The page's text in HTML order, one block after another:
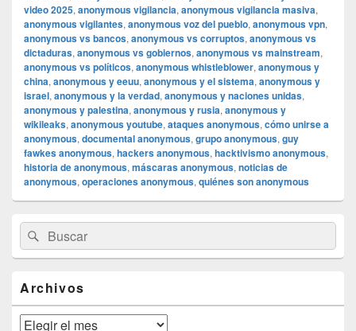
video 2025, anonymous vigilancia, anonymous vigilancia masiva,
anonymous vigilantes, anonymous voz del pueblo, anonymous vpn,
anonymous vs bancos, anonymous vs corruptos, anonymous vs
dictaduras, anonymous vs gobiernos, anonymous vs mainstream,
anonymous vs políticos, anonymous whistleblower, anonymous y
china, anonymous y eeuu, anonymous y el sistema, anonymous y
israel, anonymous y la verdad, anonymous y naciones unidas,
anonymous y palestina, anonymous y rusia, anonymous y
wikileaks, anonymous youtube, ataques anonymous, cómo unirse a
anonymous, documental anonymous, grupo anonymous, guy
fawkes anonymous, hackers anonymous, hacktivismo anonymous,
historia de anonymous, máscaras anonymous, noticias de
anonymous, operaciones anonymous, quiénes son anonymous
área
de
widget
lateral
primaria
Buscar
por:
Buscar
Archivos
Archivos